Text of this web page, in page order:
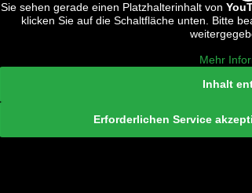
Sie sehen gerade einen Platzhalterinhalt von
klicken Sie auf die Schaltfläche unten. Bitte
Mehr
Inhalt
Erforderlichen Service